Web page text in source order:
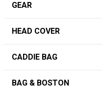
GEAR
HEAD COVER
CADDIE BAG
BAG & BOSTON